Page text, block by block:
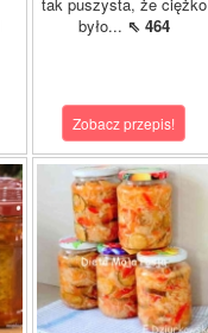
tak puszysta, że ciężko
było... ⇖ 464
Zobacz przepis!